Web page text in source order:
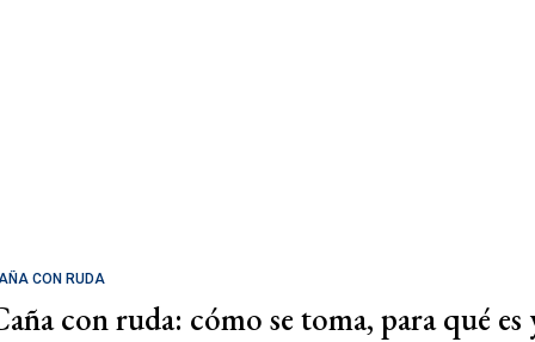
CON RUDA
con ruda: cómo se toma, para qué es